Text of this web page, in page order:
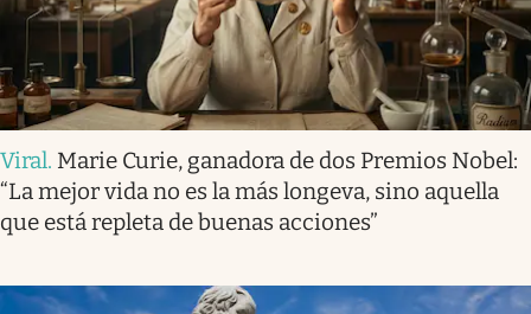
Viral. Marie Curie, ganadora de dos Premios Nobel:
“La mejor vida no es la más longeva, sino aquella
que está repleta de buenas acciones”